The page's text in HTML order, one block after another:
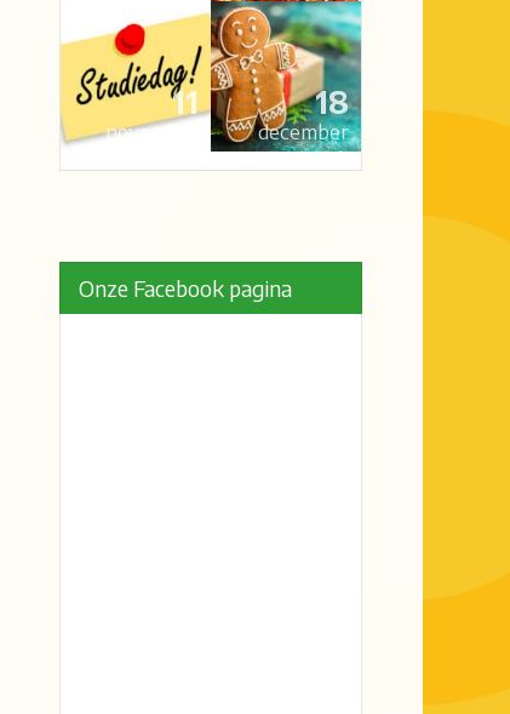
11
november
18
december
Onze Facebook pagina